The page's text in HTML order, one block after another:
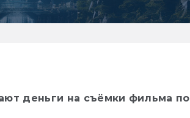
деньги на съёмки фильма по